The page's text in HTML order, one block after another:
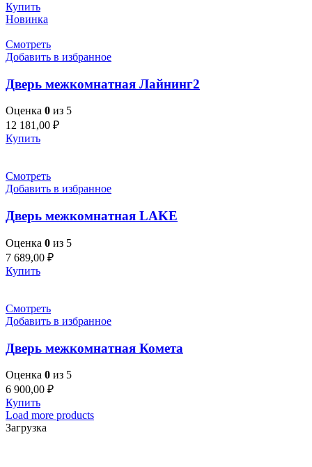
Купить
Новинка
Смотреть
Добавить в избранное
Дверь межкомнатная Лайнинг2
Оценка 0 из 5
12 181,00 ₽
Купить
Смотреть
Добавить в избранное
Дверь межкомнатная LAKE
Оценка 0 из 5
7 689,00 ₽
Купить
Смотреть
Добавить в избранное
Дверь межкомнатная Комета
Оценка 0 из 5
6 900,00 ₽
Купить
Load more products
Загрузка